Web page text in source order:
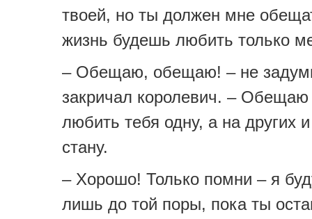
твоей, но ты должен мне
жизнь будешь любить только
– Обещаю, обещаю! – не
закричал королевич. – Обещаю
любить тебя одну, а на других
стану.
– Хорошо! Только помни – я
лишь до той поры, пока ты